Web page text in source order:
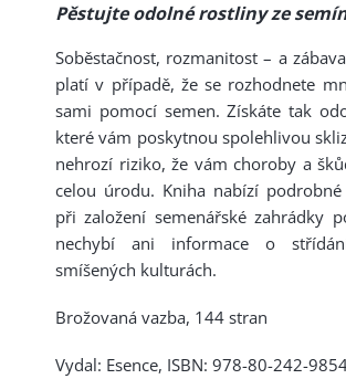
Pěstujte odolné rostliny ze
Soběstačnost, rozmanitost – a
platí v případě, že se rozhodnete
sami pomocí semen. Získáte tak
které vám poskytnou spolehlivou
nehrozí riziko, že vám choroby a
celou úrodu. Kniha nabízí
při založení semenářské zahrádky
nechybí ani informace o
smíšených kulturách.
Brožovaná vazba, 144 stran
Vydal: Esence, ISBN: 978-80-242-